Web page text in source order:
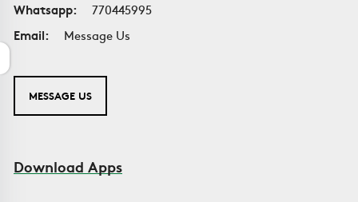
Whatsapp:
770445995
Email:
Message Us
MESSAGE US
Download Apps